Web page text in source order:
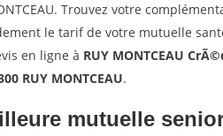
Trouvez votre
le tarif de votre mutuelle
en ligne à RUY MONTCEAU
RUY MONTCEAU.
mutuelle